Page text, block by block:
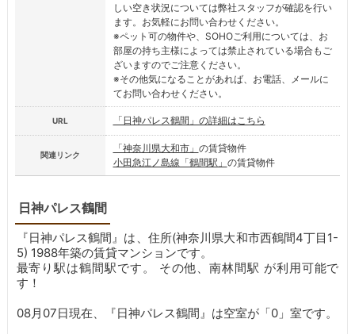
しい空き状況については弊社スタッフが確認を行い
ます。お気軽にお問い合わせください。
※ペット可の物件や、SOHOご利用については、お
部屋の持ち主様によっては禁止されている場合もご
ざいますのでご注意ください。
※その他気になることがあれば、お電話、メールに
てお問い合わせください。
URL 「日神パレス鶴間」の詳細はこちら
関連リンク
「神奈川県大和市」 の賃貸物件
小田急江ノ島線「鶴間駅」 の賃貸物件
日神パレス鶴間
『日神パレス鶴間』は、住所(神奈川県大和市西鶴間4丁目1-
5) 1988年築の賃貸マンションです。
最寄り駅は鶴間駅です。 その他、南林間駅 が利用可能で
す！
08月07日現在、『日神パレス鶴間』は空室が「0」室です。